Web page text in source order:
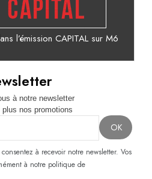
l’émission CAPITAL sur M6
à notre newsletter
nos promotions
à recevoir notre newsletter. Vos
à notre politique de